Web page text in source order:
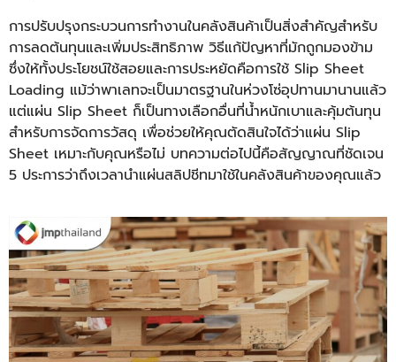
การปรับปรุงกระบวนการทำงานในคลังสินค้าเป็นสิ่งสำคัญสำหรับ
การลดต้นทุนและเพิ่มประสิทธิภาพ วิธีแก้ปัญหาที่มักถูกมองข้าม
ซึ่งให้ทั้งประโยชน์ใช้สอยและการประหยัดคือการใช้ Slip Sheet
Loading แม้ว่าพาเลทจะเป็นมาตรฐานในห่วงโซ่อุปทานมานานแล้ว
แต่แผ่น Slip Sheet ก็เป็นทางเลือกอื่นที่น้ำหนักเบาและคุ้มต้นทุน
สำหรับการจัดการวัสดุ เพื่อช่วยให้คุณตัดสินใจได้ว่าแผ่น Slip
Sheet เหมาะกับคุณหรือไม่ บทความต่อไปนี้คือสัญญาณที่ชัดเจน
5 ประการว่าถึงเวลานำแผ่นสลิปชีทมาใช้ในคลังสินค้าของคุณแล้ว